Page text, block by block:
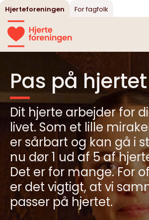
Hjerteforeningen For fagfolk
Pas på hjertet
Dit hjerte arbejder for
livet. Som et lille
er sårbart og kan gå i
nu dør 1 ud af 5 af
Det er for mange. For
er det vigtigt, at vi
passer på hjertet.